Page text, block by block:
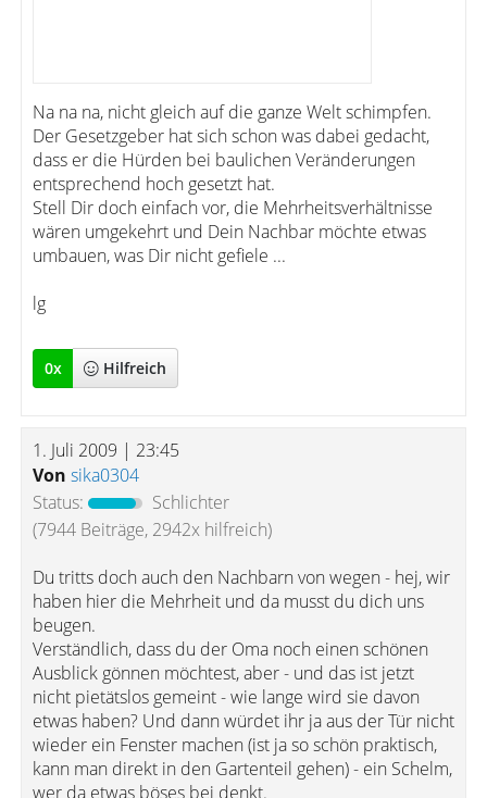
Na na na, nicht gleich auf die ganze Welt schimpfen.
Der Gesetzgeber hat sich schon was dabei gedacht,
dass er die Hürden bei baulichen Veränderungen
entsprechend hoch gesetzt hat.
Stell Dir doch einfach vor, die Mehrheitsverhältnisse
wären umgekehrt und Dein Nachbar möchte etwas
umbauen, was Dir nicht gefiele ...
lg
0x Hilfreich
1. Juli 2009 | 23:45
Von sika0304
Status:
Schlichter
(7944 Beiträge, 2942x hilfreich)
Du tritts doch auch den Nachbarn von wegen - hej, wir
haben hier die Mehrheit und da musst du dich uns
beugen.
Verständlich, dass du der Oma noch einen schönen
Ausblick gönnen möchtest, aber - und das ist jetzt
nicht pietätslos gemeint - wie lange wird sie davon
etwas haben? Und dann würdet ihr ja aus der Tür nicht
wieder ein Fenster machen (ist ja so schön praktisch,
kann man direkt in den Gartenteil gehen) - ein Schelm,
wer da etwas böses bei denkt.